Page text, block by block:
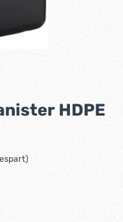
HDPE